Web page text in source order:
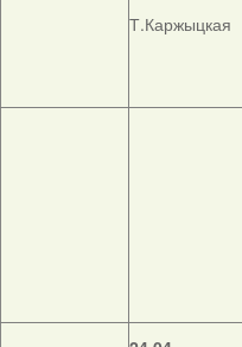
Т.Каржыцкая